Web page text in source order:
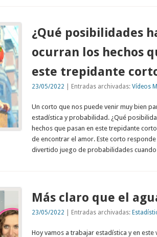
¿Qué posibilidades
ocurran los hechos
este trepidante
23/05/2022 | Entradas archivadas: Vídeos
Un corto que nos puede venir muy bien
estadística y probabilidad. ¿Qué
hechos que pasan en este trepidante
de encontrar el amor. Este corto
divertido juego de probabilidades
Más claro que el
23/05/2022 | Entradas archivadas:
Hoy vamos a trabajar estadística y en este